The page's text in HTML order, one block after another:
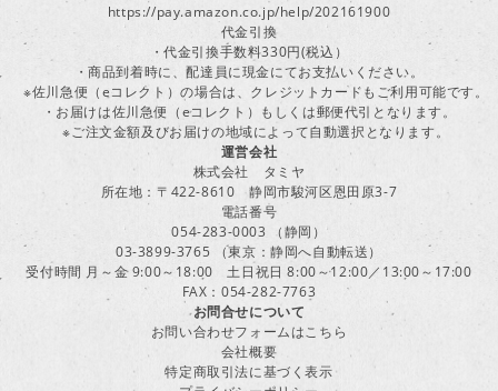
https://pay.amazon.co.jp/help/202161900
代金引換
・代金引換手数料330円(税込）
・商品到着時に、配達員に現金にてお支払いください。
※佐川急便（eコレクト）の場合は、クレジットカードもご利用可能です。
・お届けは佐川急便（eコレクト）もしくは郵便代引となります。
※ご注文金額及びお届けの地域によって自動選択となります。
運営会社
株式会社 タミヤ
所在地：〒422-8610 静岡市駿河区恩田原3-7
電話番号
054-283-0003 （静岡）
03-3899-3765 （東京：静岡へ自動転送）
受付時間 月～金 9:00～18:00 土日祝日 8:00～12:00／13:00～17:00
FAX：054-282-7763
お問合せについて
お問い合わせフォームはこちら
会社概要
特定商取引法に基づく表示